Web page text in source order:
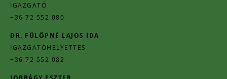
IGAZGATÓ
+36 72 552 080
DR. FÜLÖPNÉ LAJOS IDA
IGAZGATÓHELYETTES
+36 72 552 082